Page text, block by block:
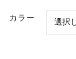
カラー